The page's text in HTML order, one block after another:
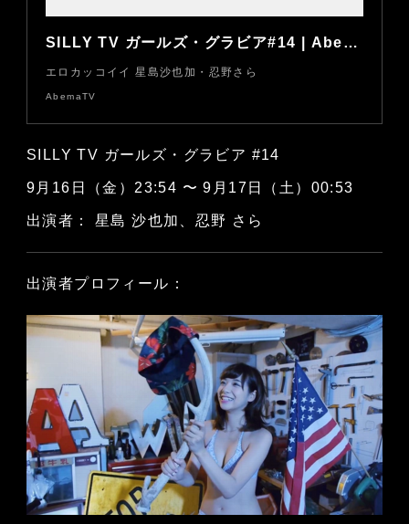
SILLY TV ガールズ・グラビア#14 | AbemaTV
エロカッコイイ 星島沙也加・忍野さら
AbemaTV
SILLY TV ガールズ・グラビア #14
9月16日（金）23:54 〜 9月17日（土）00:53
出演者： 星島 沙也加、忍野 さら
出演者プロフィール：